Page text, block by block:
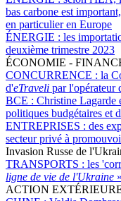
bas carbone est
en particulier en Europe
ÉNERGIE : les
deuxième trimestre 2023
ÉCONOMIE -
CONCURRENCE : la
d'eTraveli par l'opérateur
BCE : Christine Lagarde
politiques budgétaires et
ENTREPRISES : des
secteur privé à
Invasion Russe de
TRANSPORTS : les
ligne de vie de l'Ukraine
ACTION